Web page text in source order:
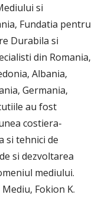
si
Fundatia pentru
Durabila si
din Romania,
Albania,
Germania,
au fost
costiera-
si tehnici de
si dezvoltarea
mediului.
Fokion K.